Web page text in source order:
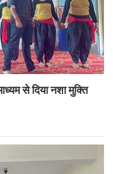
से दिया नशा मुक्ति